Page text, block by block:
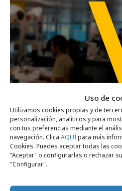
Uso de
Utilizamos cookies propias y de
personalización, analíticos y para
con tus preferencias mediante el
navegación. Clica AQUÍpara más
Cookies. Puedes aceptar todas las
"Aceptar" o configurarlas o rechazar
"Configurar".
lunes, 26 de enero 2026
TBWA y DDB se
TBWA en España